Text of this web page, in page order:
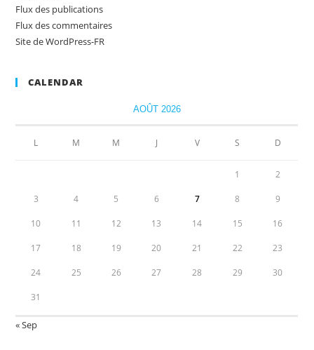
Flux des publications
Flux des commentaires
Site de WordPress-FR
CALENDAR
AOÛT 2026
L M M J V S D
1 2
3 4 5 6 7 8 9
10 11 12 13 14 15 16
17 18 19 20 21 22 23
24 25 26 27 28 29 30
31
« Sep